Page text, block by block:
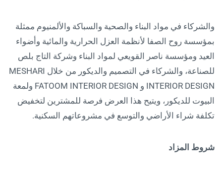
والشركاء في مواد البناء والصحية والسباكة والألمنيوم ممثلة
بمؤسسة روح الصفا لأنظمة العزل الحرارية والمائية وأضواء
العيد ومؤسسة ناصر القويعي لمواد البناء وشركة التاج بلص
للصناعة، والشركاء في التصميم والديكور من خلال MESHARI
INTERIOR DESIGN و FATOOM INTERIOR DESIGN ولمعة
البيوت للديكور، ويتيح هذا العرض فرصة للمشترين لتخفيض
تكلفة شراء الأراضي والتوسع في مشروعاتهم السكنية.
شروط المزاد